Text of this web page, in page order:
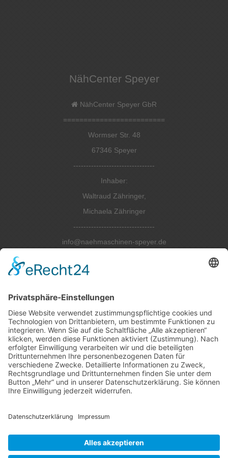
NähCenter Speyer
NähCenter Speyer GbR
=========================
Wormser Str. 48
67346 Speyer
--------------------------------
Inhaber:
Waltraud Zähringer,
Michaela Zähringer
--------------------------------
info@naehmaschinen-speyer.de
Tel.: 06232-6798990
=========================
Öffnungszeiten:
--------------------------------
Montag bis Freitag:
10.00 Uhr bis 18.00 Uhr
Samstag:
10.00 Uhr bis 13.00 Uhr